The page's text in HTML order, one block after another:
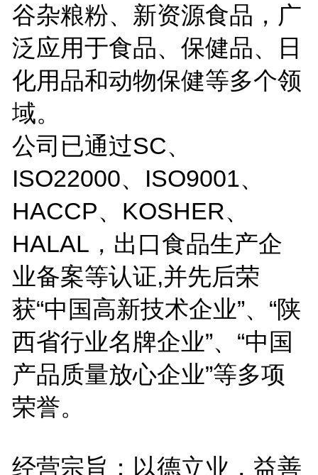
谷杂粮粉、新资源食品，广
泛应用于食品、保健品、日
化用品和动物保健等多个领
域。
公司已通过SC、
ISO22000、ISO9001、
HACCP、KOSHER、
HALAL，出口食品生产企
业备案等认证,并先后荣
获“中国高新技术企业”、“陕
西省行业名牌企业”、“中国
产品质量放心企业”等多项
荣誉。
经营宗旨：以德立业，益善